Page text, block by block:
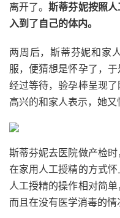
离开了。斯蒂芬妮按照
入到了自己的体内。
两周后，斯蒂芬妮和家
服，便猜想是怀孕了，于
经过等待，验孕棒呈现
高兴的和家人表示，她又
斯蒂芬妮去医院做产检
在家用人工授精的方式
人工授精的操作相对简单
而且在没有医学消毒的情